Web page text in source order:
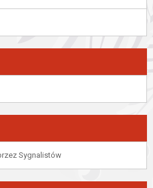
Sygnalistów